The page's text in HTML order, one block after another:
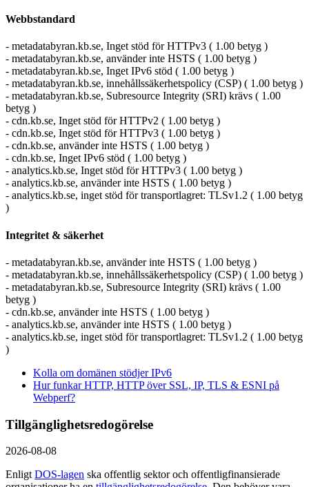
Webbstandard
- metadatabyran.kb.se, Inget stöd för HTTPv3 ( 1.00 betyg )
- metadatabyran.kb.se, använder inte HSTS ( 1.00 betyg )
- metadatabyran.kb.se, Inget IPv6 stöd ( 1.00 betyg )
- metadatabyran.kb.se, innehållssäkerhetspolicy (CSP) ( 1.00 betyg )
- metadatabyran.kb.se, Subresource Integrity (SRI) krävs ( 1.00
betyg )
- cdn.kb.se, Inget stöd för HTTPv2 ( 1.00 betyg )
- cdn.kb.se, Inget stöd för HTTPv3 ( 1.00 betyg )
- cdn.kb.se, använder inte HSTS ( 1.00 betyg )
- cdn.kb.se, Inget IPv6 stöd ( 1.00 betyg )
- analytics.kb.se, Inget stöd för HTTPv3 ( 1.00 betyg )
- analytics.kb.se, använder inte HSTS ( 1.00 betyg )
- analytics.kb.se, inget stöd för transportlagret: TLSv1.2 ( 1.00 betyg
)
Integritet & säkerhet
- metadatabyran.kb.se, använder inte HSTS ( 1.00 betyg )
- metadatabyran.kb.se, innehållssäkerhetspolicy (CSP) ( 1.00 betyg )
- metadatabyran.kb.se, Subresource Integrity (SRI) krävs ( 1.00
betyg )
- cdn.kb.se, använder inte HSTS ( 1.00 betyg )
- analytics.kb.se, använder inte HSTS ( 1.00 betyg )
- analytics.kb.se, inget stöd för transportlagret: TLSv1.2 ( 1.00 betyg
)
Kolla om domänen stödjer IPv6
Hur funkar HTTP, HTTP över SSL, IP, TLS & ESNI på
Webperf?
Tillgänglighetsredogörelse
2026-08-08
Enligt DOS-lagen ska offentlig sektor och offentlig­finansierade